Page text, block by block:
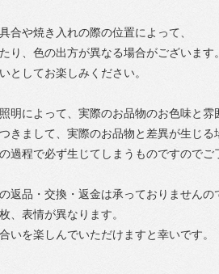
合や焼き入れの際の位置によって、
り、色の出方が異なる場合がございます。
としてお楽しみください。
明によって、実際のお品物のお色味と雰
きまして、実際のお品物と差異が生じる
過程で必ず生じてしまうものですのでご
返品・交換・返金は承っておりませんの
、表情が異なります。
いを楽しんでいただけますと幸いです。